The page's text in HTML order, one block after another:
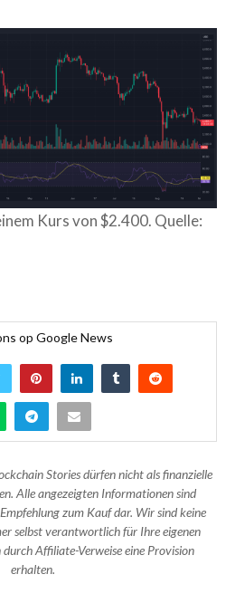
Kurs von $2.400. Quelle:
Stories dürfen nicht als finanzielle
Alle angezeigten Informationen sind
zum Kauf dar. Wir sind keine
selbst verantwortlich für Ihre eigenen
Affiliate-Verweise eine Provision
erhalten.